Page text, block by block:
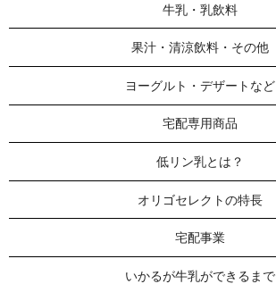
牛乳・乳飲料
果汁・清涼飲料・その他
ヨーグルト・デザートなど
宅配専用商品
低リン乳とは？
オリゴセレクトの特長
宅配事業
いかるが牛乳ができるまで